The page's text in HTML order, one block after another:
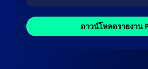
ดาวน์โหลดรายงาน